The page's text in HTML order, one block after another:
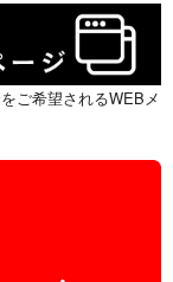
ご希望されるWEBメ